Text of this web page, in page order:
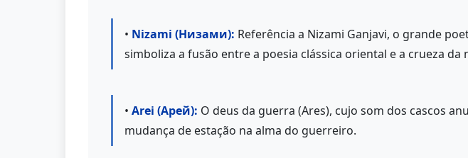
• Nizami (Низами): Referência a Nizami Ganjavi, o grande
simboliza a fusão entre a poesia clássica oriental e a crueza da
• Arei (Арей): O deus da guerra (Ares), cujo som dos cascos
mudança de estação na alma do guerreiro.